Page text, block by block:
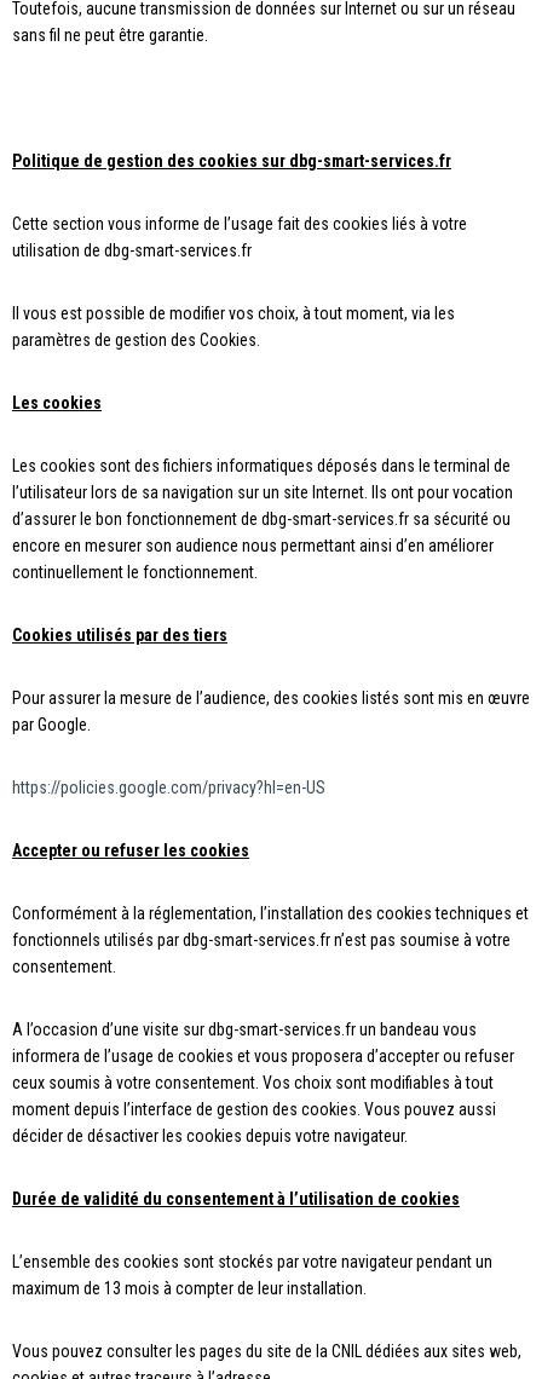
Toutefois, aucune transmission de données sur Internet ou sur un réseau
sans fil ne peut être garantie.
Politique de gestion des cookies sur dbg-smart-services.fr
Cette section vous informe de l’usage fait des cookies liés à votre
utilisation de dbg-smart-services.fr
Il vous est possible de modifier vos choix, à tout moment, via les
paramètres de gestion des Cookies.
Les cookies
Les cookies sont des fichiers informatiques déposés dans le terminal de
l’utilisateur lors de sa navigation sur un site Internet. Ils ont pour vocation
d’assurer le bon fonctionnement de dbg-smart-services.fr sa sécurité ou
encore en mesurer son audience nous permettant ainsi d’en améliorer
continuellement le fonctionnement.
Cookies utilisés par des tiers
Pour assurer la mesure de l’audience, des cookies listés sont mis en œuvre
par Google.
https://policies.google.com/privacy?hl=en-US
Accepter ou refuser les cookies
Conformément à la réglementation, l’installation des cookies techniques et
fonctionnels utilisés par dbg-smart-services.fr n’est pas soumise à votre
consentement.
A l’occasion d’une visite sur dbg-smart-services.fr un bandeau vous
informera de l’usage de cookies et vous proposera d’accepter ou refuser
ceux soumis à votre consentement. Vos choix sont modifiables à tout
moment depuis l’interface de gestion des cookies. Vous pouvez aussi
décider de désactiver les cookies depuis votre navigateur.
Durée de validité du consentement à l’utilisation de cookies
L’ensemble des cookies sont stockés par votre navigateur pendant un
maximum de 13 mois à compter de leur installation.
Vous pouvez consulter les pages du site de la CNIL dédiées aux sites web,